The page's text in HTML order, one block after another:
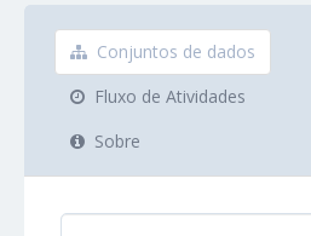
Sobre
Conjuntos de dados
Fluxo de Atividades
Sobre